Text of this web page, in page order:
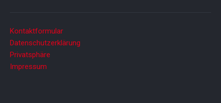
Kontaktformular
Datenschutzerklärung
Privatsphäre
Impressum